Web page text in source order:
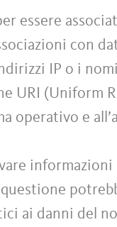
essere
con
IP o i
URI (Uniform
operativo e
ai danni del